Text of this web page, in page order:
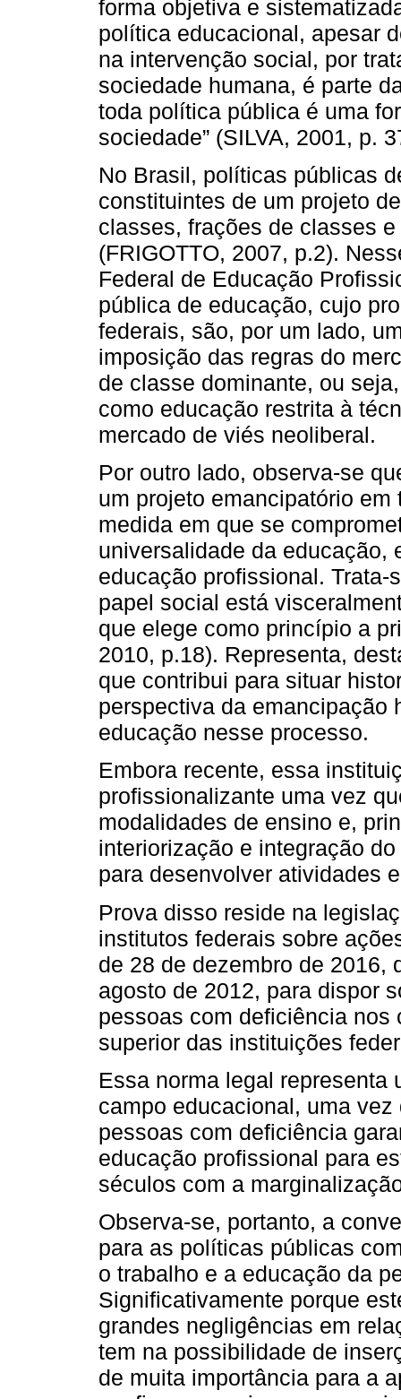
forma objetiva e
política educacional, apesar
na intervenção social, por
sociedade humana, é parte
toda política pública é uma
sociedade” (SILVA, 2001, p.
No Brasil, políticas públicas
constituintes de um projeto
classes, frações de classes
(FRIGOTTO, 2007, p.2).
Federal de Educação
pública de educação, cujo
federais, são, por um lado,
imposição das regras do
de classe dominante, ou
como educação restrita à
mercado de viés neoliberal.
Por outro lado, observa-se
um projeto emancipatório
medida em que se
universalidade da educação,
educação profissional. Trata-
papel social está
que elege como princípio a
2010, p.18). Representa,
que contribui para situar
perspectiva da emancipação
educação nesse processo.
Embora recente, essa
profissionalizante uma vez
modalidades de ensino e,
interiorização e integração
para desenvolver atividades
Prova disso reside na
institutos federais sobre
de 28 de dezembro de 2016,
agosto de 2012, para dispor
pessoas com deficiência
superior das instituições
Essa norma legal representa
campo educacional, uma
pessoas com deficiência
educação profissional para
séculos com a
Observa-se, portanto, a
para as políticas públicas
o trabalho e a educação da
Significativamente porque
grandes negligências em
tem na possibilidade de
de muita importância para a